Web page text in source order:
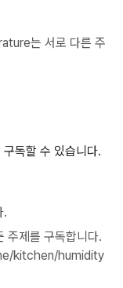
는 서로 다른 주
독할 수 있습니다.
.
제를 구독합니다.
kitchen/humidity